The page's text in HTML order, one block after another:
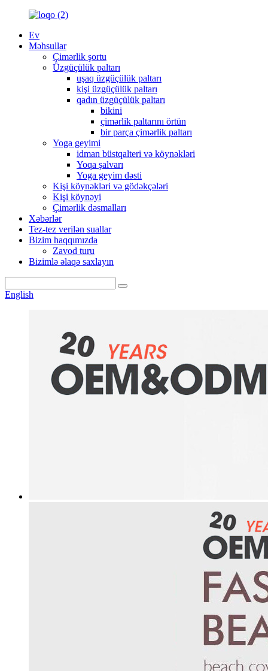
Ev
Məhsullar
Çimərlik şortu
Üzgüçülük paltarı
uşaq üzgüçülük paltarı
kişi üzgüçülük paltarı
qadın üzgüçülük paltarı
bikini
çimərlik paltarını örtün
bir parça çimərlik paltarı
Yoga geyimi
idman büstqalteri və köynəkləri
Yoqa şalvarı
Yoga geyim dəsti
Kişi köynəkləri və gödəkçələri
Kişi köynəyi
Çimərlik dəsmalları
Xəbərlər
Tez-tez verilən suallar
Bizim haqqımızda
Zavod turu
Bizimlə əlaqə saxlayın
English